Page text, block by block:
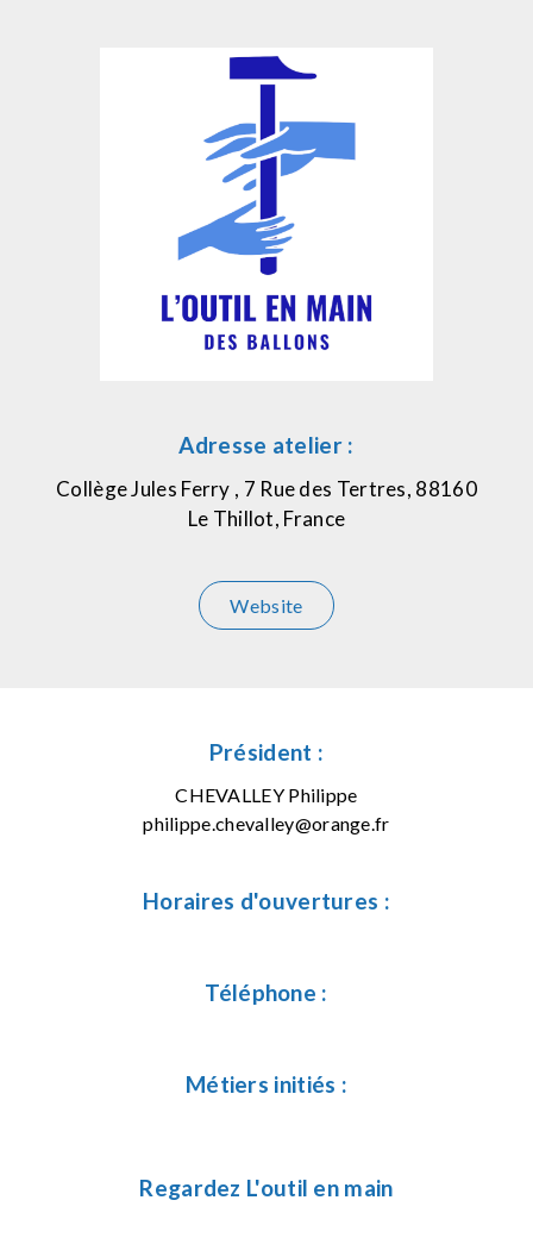
Adresse atelier :
Collège Jules Ferry , 7 Rue des Tertres, 88160
Le Thillot, France
Website
Président :
CHEVALLEY Philippe
philippe.chevalley@orange.fr
Horaires d'ouvertures :
Téléphone :
Métiers initiés :
Regardez L'outil en main